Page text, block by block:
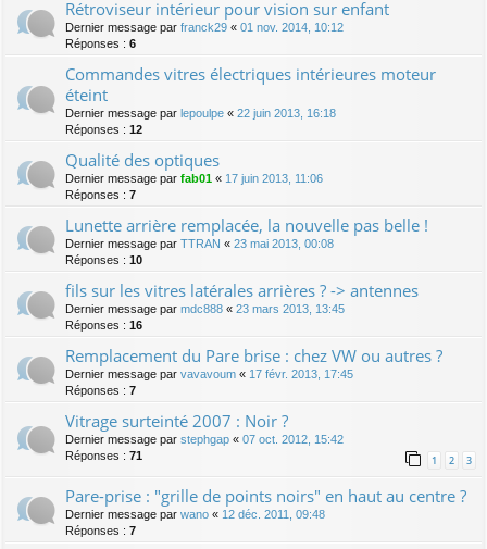
Rétroviseur intérieur pour vision sur enfant
Dernier message par franck29 « 01 nov. 2014, 10:12
Réponses : 6
Commandes vitres électriques intérieures moteur
éteint
Dernier message par lepoulpe « 22 juin 2013, 16:18
Réponses : 12
Qualité des optiques
Dernier message par fab01 « 17 juin 2013, 11:06
Réponses : 7
Lunette arrière remplacée, la nouvelle pas belle !
Dernier message par TTRAN « 23 mai 2013, 00:08
Réponses : 10
fils sur les vitres latérales arrières ? -> antennes
Dernier message par mdc888 « 23 mars 2013, 13:45
Réponses : 16
Remplacement du Pare brise : chez VW ou autres ?
Dernier message par vavavoum « 17 févr. 2013, 17:45
Réponses : 7
Vitrage surteinté 2007 : Noir ?
Dernier message par stephgap « 07 oct. 2012, 15:42
Réponses : 71 1 2 3
Pare-prise : "grille de points noirs" en haut au centre ?
Dernier message par wano « 12 déc. 2011, 09:48
Réponses : 7